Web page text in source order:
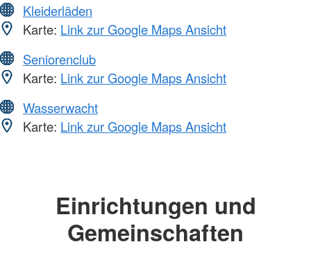
Kleiderläden
Karte: Link zur Google Maps Ansicht
Seniorenclub
Karte: Link zur Google Maps Ansicht
Wasserwacht
Karte: Link zur Google Maps Ansicht
Einrichtungen und
Gemeinschaften